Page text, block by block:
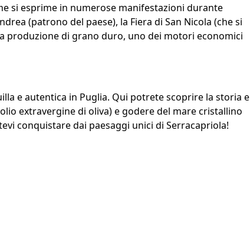
si esprime in numerose manifestazioni durante
(patrono del paese), la Fiera di San Nicola (che si
produzione di grano duro, uno dei motori economici
e autentica in Puglia. Qui potrete scoprire la storia e
extravergine di oliva) e godere del mare cristallino
conquistare dai paesaggi unici di Serracapriola!